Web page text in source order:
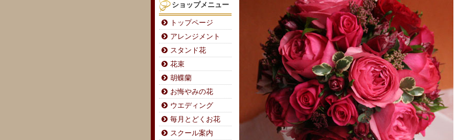
ショップメニュー
トップページ
アレンジメント
スタンド花
花束
胡蝶蘭
お悔やみの花
ウエディング
毎月とどくお花
スクール案内